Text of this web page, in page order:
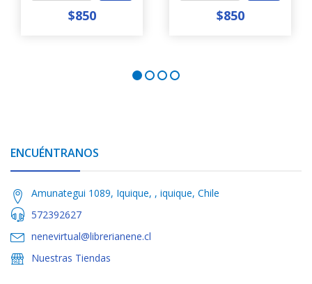
$850 $850
ENCUÉNTRANOS
Amunategui 1089, Iquique, , iquique, Chile
572392627
nenevirtual@librerianene.cl
Nuestras Tiendas